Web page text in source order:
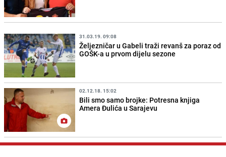
31.03.19. 09:08
Željezničar u Gabeli traži revanš za poraz od
GOŠK-a u prvom dijelu sezone
02.12.18. 15:02
Bili smo samo brojke: Potresna knjiga
Amera Đulića u Sarajevu